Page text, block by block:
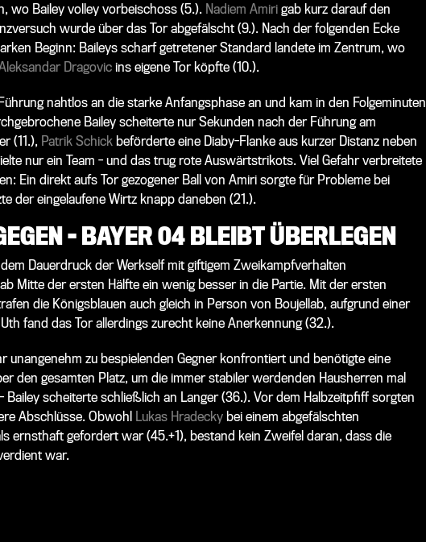
wo Bailey volley vorbeischoss (5.). Nadiem Amirigab kurz darauf den
wurde über das Tor abgefälscht (9.). Nach der folgenden Ecke
Beginn: Baileys scharf getretener Standard landete im Zentrum, wo
Dragovicins eigene Tor köpfte (10.).
nahtlos an die starke Anfangsphase an und kam in den Folgeminuten
Bailey scheiterte nur Sekunden nach der Führung am
(11.), Patrik Schickbeförderte eine Diaby-Flanke aus kurzer Distanz neben
nur ein Team - und das trug rote Auswärtstrikots. Viel Gefahr verbreitete
Ein direkt aufs Tor gezogener Ball von Amiri sorgte für Probleme bei
der eingelaufene Wirtz knapp daneben (21.).
- BAYER 04 BLEIBT ÜBERLEGEN
Dauerdruck der Werkself mit giftigem Zweikampfverhalten
Mitte der ersten Hälfte ein wenig besser in die Partie. Mit der ersten
die Königsblauen auch gleich in Person von Boujellab, aufgrund einer
fand das Tor allerdings zurecht keine Anerkennung (32.).
unangenehm zu bespielenden Gegner konfrontiert und benötigte eine
den gesamten Platz, um die immer stabiler werdenden Hausherren mal
Bailey scheiterte schließlich an Langer (36.). Vor dem Halbzeitpfiff sorgten
Abschlüsse. Obwohl Lukas Hradeckybei einem abgefälschten
ernsthaft gefordert war (45.+1), bestand kein Zweifel daran, dass die
war.